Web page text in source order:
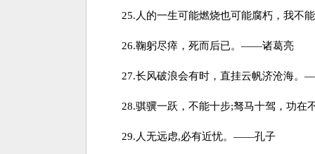
25.人的一生可能燃烧也可能腐朽，我不
26.鞠躬尽瘁，死而后已。——诸葛亮
27.长风破浪会有时，直挂云帆济沧海。
28.骐骥一跃，不能十步;驽马十驾，功在
29.人无远虑,必有近忧。——孔子